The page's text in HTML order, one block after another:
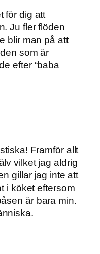
för dig att
Ju fler flöden
blir man på att
som är
efter “baba
Framför allt
vilket jag aldrig
gillar jag inte att
i köket eftersom
är bara min.